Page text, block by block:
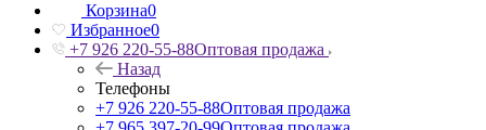
Корзина0
Избранное0
+7 926 220-55-88Оптовая продажа
Назад
Телефоны
+7 926 220-55-88Оптовая продажа